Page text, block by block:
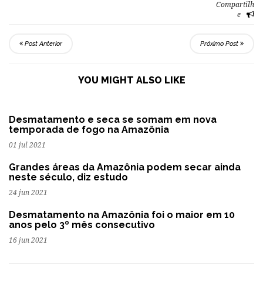
Compartilh
e
Post Anterior Próximo Post
YOU MIGHT ALSO LIKE
Desmatamento e seca se somam em nova
temporada de fogo na Amazônia
01 jul 2021
Grandes áreas da Amazônia podem secar ainda
neste século, diz estudo
24 jun 2021
Desmatamento na Amazônia foi o maior em 10
anos pelo 3º mês consecutivo
16 jun 2021